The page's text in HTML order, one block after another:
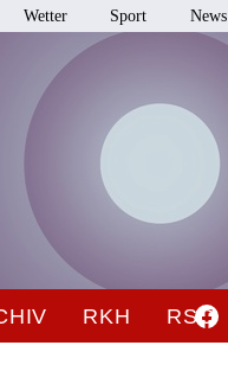
Wetter Sport News
RKH RSO